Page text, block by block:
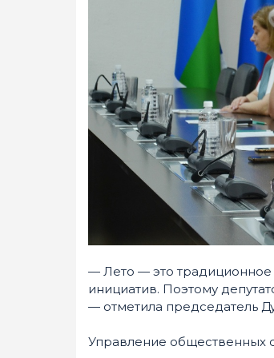
— Лето — это традиционное
инициатив. Поэтому
— отметила председатель
Управление общественных